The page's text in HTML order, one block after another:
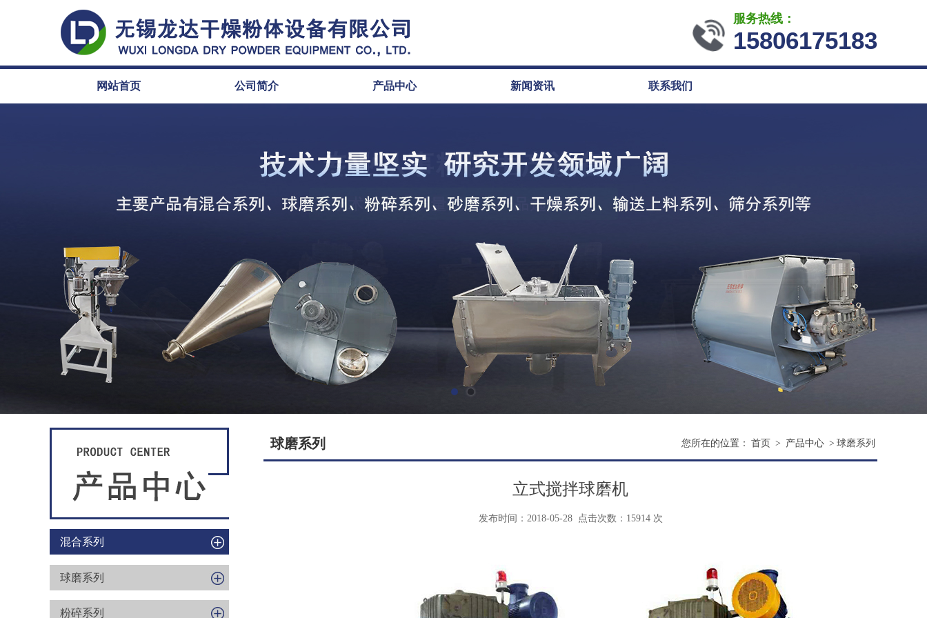
服务热线：
15806175183
网站首页 公司简介 产品中心 新闻资讯 联系我们
混合系列
球磨系列
粉碎系列
球磨系列 您所在的位置： 首页 > 产品中心 > 球磨系列
立式搅拌球磨机
发布时间：2018-05-28 点击次数：15914 次